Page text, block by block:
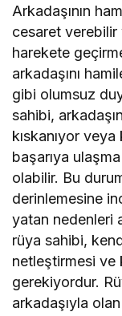
Arkadaşının
cesaret
harekete
arkadaşını
gibi olumsuz
sahibi,
kıskanıyor
başarıya
olabilir. Bu
derinlemesine
yatan nedenleri
rüya sahibi,
netleştirmesi ve
gerekiyordur.
arkadaşıyla